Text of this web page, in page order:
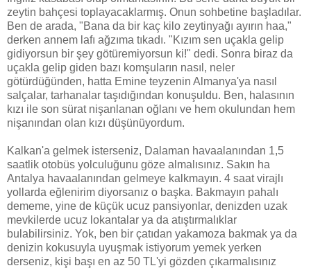
zeytin bahçesi toplayacaklarmış. Onun sohbetine başladılar.
Ben de arada, "Bana da bir kaç kilo zeytinyağı ayırın haa,"
derken annem lafı ağzıma tıkadı. "Kızım sen uçakla gelip
gidiyorsun bir şey götüremiyorsun ki!" dedi. Sonra biraz da
uçakla gelip giden bazı komşuların nasıl, neler
götürdüğünden, hatta Emine teyzenin Almanya'ya nasıl
salçalar, tarhanalar taşıdığından konuşuldu. Ben, halasının
kızı ile son sürat nişanlanan oğlanı ve hem okulundan hem
nişanından olan kızı düşünüyordum.
Kalkan'a gelmek isterseniz, Dalaman havaalanından 1,5
saatlik otobüs yolculuğunu göze almalısınız. Sakın ha
Antalya havaalanından gelmeye kalkmayın. 4 saat virajlı
yollarda eğlenirim diyorsanız o başka. Bakmayın pahalı
dememe, yine de küçük ucuz pansiyonlar, denizden uzak
mevkilerde ucuz lokantalar ya da atıştırmalıklar
bulabilirsiniz. Yok, ben bir çatıdan yakamoza bakmak ya da
denizin kokusuyla uyuşmak istiyorum yemek yerken
derseniz, kişi başı en az 50 TL'yi gözden çıkarmalısınız